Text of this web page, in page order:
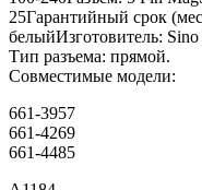
25Гарантийный срок
белыйИзготовитель:
Тип разъема: прямой.
Совместимые модели:
661-3957
661-4269
661-4485